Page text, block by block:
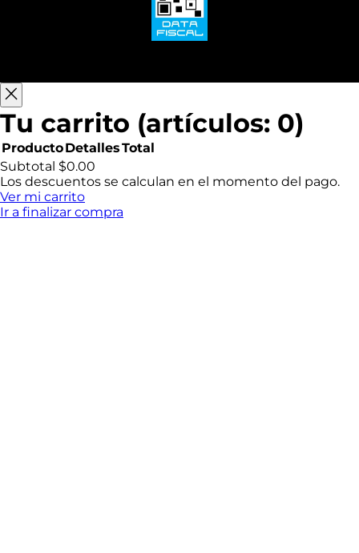
Tu carrito (artículos: 0)
Productos
del
ProductoDetallesTotal
Subtotal $0.00
Los descuentos se calculan en el momento del pago.
Ver mi carrito
Ir a finalizar compra